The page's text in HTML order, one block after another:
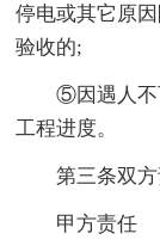
停电或其它原
验收的;
⑤因遇人不
工程进度。
第三条双
甲方责任